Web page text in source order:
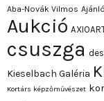
Aba-Novák Vilmos Ajánló
Aukció
csuszga
Kieselbach Galéria
Kortárs képzőművészet